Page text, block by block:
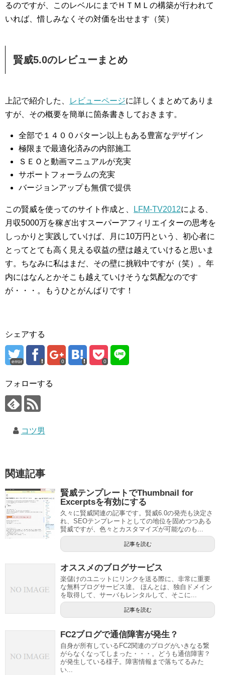
るのですが、このレベルにまでＨＴＭＬの構築が行われて
いれば、惜しみなくその対価を出せます（笑）
賢威5.0のレビューまとめ
上記で紹介した、 レビューページに詳しくまとめてありま
すが、その概要を簡単に箇条書きしておきます。
全部で１４００パターン以上もある豊富なデザイン
極限まで最適化済みの内部施工
ＳＥＯと動画マニュアルが充実
サポートフォーラムの充実
バージョンアップも無償で提供
この賢威を使ってのサイト作成と、 LFM-TV2012による、
月収5000万を稼ぎ出すスーパーアフィリエイターの思考を
しっかりと実践していけば、月に10万円という、初心者に
とってとても高く見える収益の壁は越えていけると思いま
す。ちなみに私はまだ、その壁に挑戦中ですが（笑）。年
内にはなんとかそこも越えていけそうな気配なのです
が・・・。もうひとがんばりです！
シェアする
error 0 0
フォローする
コツ男
関連記事
賢威テンプレートでThumbnail for
Excerptsを有効にする
久々に賢威関連の記事です。賢威6.0の発売も決定さ
れ、SEOテンプレートとしての地位を固めつつある
賢威ですが、色々とカスタマイズが可能なのも...
記事を読む
オススメのブログサービス
楽儲けのユニットにリンクを送る際に、非常に重要
な無料ブログサービス達。 ほんとは、独自ドメイン
を取得して、サーバもレンタルして、そこに...
記事を読む
FC2ブログで通信障害が発生？
自身が所有しているFC2関連のブログがいきなる繋
がらなくなってしまった・・・。どうも通信障害？
が発生している様子。障害情報まで落ちてるみた
い...